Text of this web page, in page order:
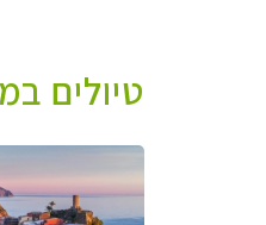
טיולים